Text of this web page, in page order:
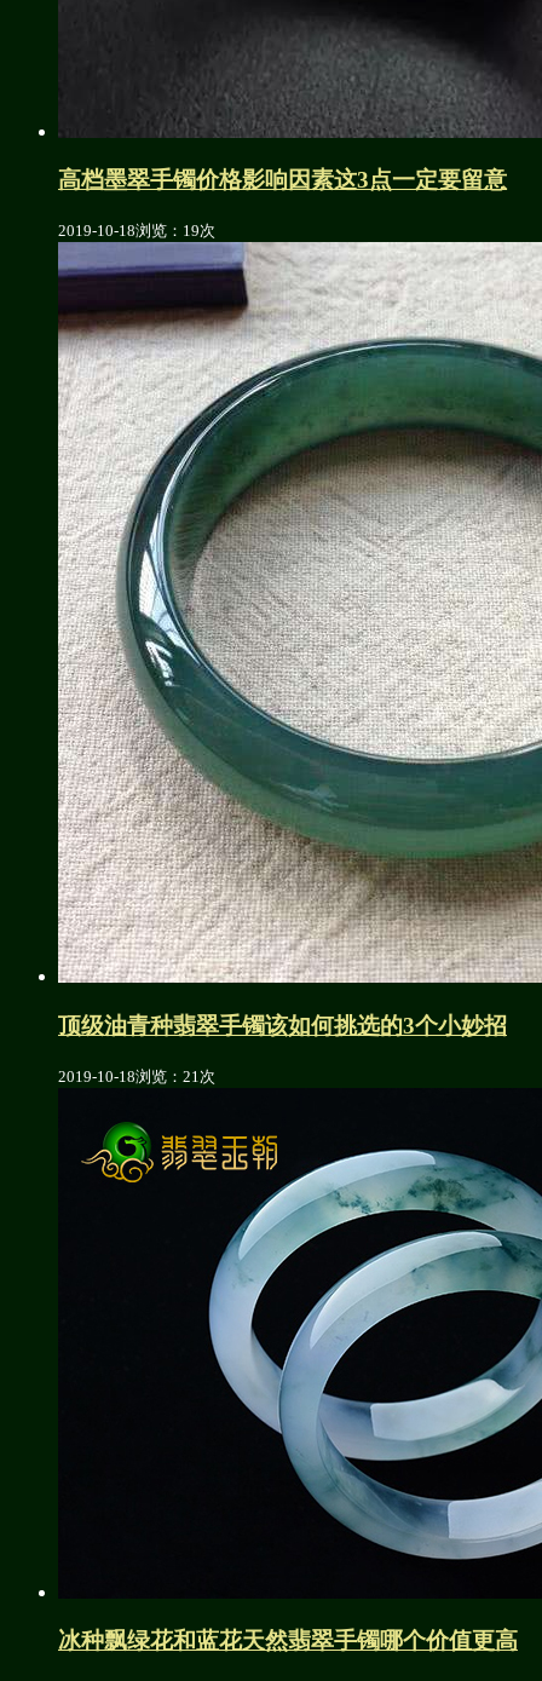
高档墨翠手镯价格影响因素这3点一定要留意
2019-10-18浏览：19次
顶级油青种翡翠手镯该如何挑选的3个小妙招
2019-10-18浏览：21次
冰种飘绿花和蓝花天然翡翠手镯哪个价值更高